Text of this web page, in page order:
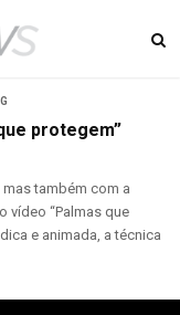
protegem”
também com a
vídeo “Palmas que
e animada, a técnica